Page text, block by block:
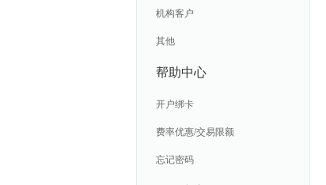
机构客户
其他
帮助中心
开户绑卡
费率优惠/交易限额
忘记密码